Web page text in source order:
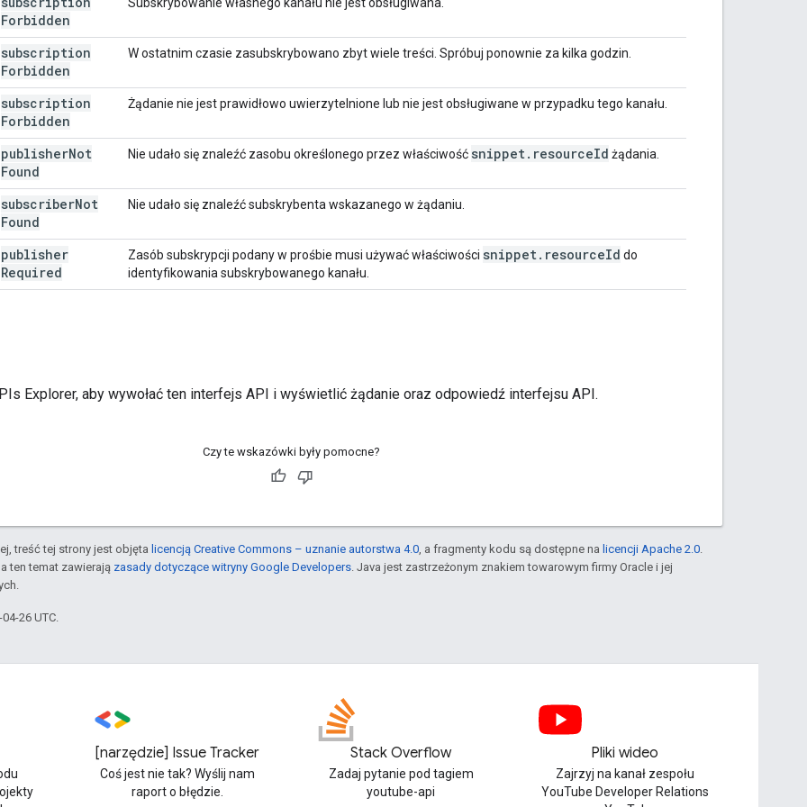
Forbidden
subscription
Forbidden
W ostatnim czasie zasubskrybowano zbyt wiele treści. Spróbuj ponownie za kilka godzin.
subscription
Forbidden
Żądanie nie jest prawidłowo uwierzytelnione lub nie jest obsługiwane w przypadku tego kanału.
publisherNot
Found
Nie udało się znaleźć zasobu określonego przez właściwość snippet. resourceId żądania.
subscriberNot
Found
Nie udało się znaleźć subskrybenta wskazanego w żądaniu.
publisher
Required
Zasób subskrypcji podany w prośbie musi używać właściwości snippet. resourceId do
identyfikowania subskrybowanego kanału.
Explorer, aby wywołać ten interfejs API i wyświetlić żądanie oraz odpowiedź interfejsu API.
Czy te wskazówki były pomocne?
treść tej strony jest objęta licencją Creative Commons – uznanie autorstwa 4.0 , a fragmenty kodu są dostępne na licencji Apache 2.0
ten temat zawierają zasady dotyczące witryny Google Developers . Java jest zastrzeżonym znakiem towarowym firmy Oracle i jej
26 UTC.
[narzędzie] Issue Tracker
Coś jest nie tak? Wyślij nam
raport o błędzie.
Stack Overflow
Zadaj pytanie pod tagiem
youtube-api
Pliki wideo
Zajrzyj na kanał zespołu
YouTube Developer Relations